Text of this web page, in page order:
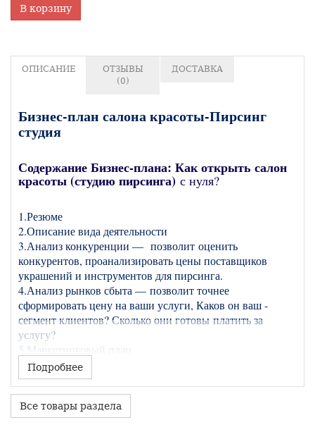
В корзину
ОПИСАНИЕ
ОТЗЫВЫ
(0)
ДОСТАВКА
Бизнес-план салона красоты-Пирсинг
студия
Содержание Бизнес-плана: Как открыть салон
красоты (студию пирсинга) с нуля?
1.Резюме
2.Описание вида деятельности
3.Анализ конкуренции — позволит оценить
конкурентов, проанализировать цены поставщиков
украшений и инструментов для пирсинга.
4.Анализ рынков сбыта — позволит точнее
сформировать цену на ваши услуги, Каков он ваш -
сегмент клиентов? Сколько они готовы платить за
услугу?
5.Маркетинговый план
6.План оказания услуг
7.Организационный план — сейчас мы плавно подошли
к вопросу какую форму организации выбрать. ИП, ООО
или самозанятый.
Подробнее
Все товары раздела